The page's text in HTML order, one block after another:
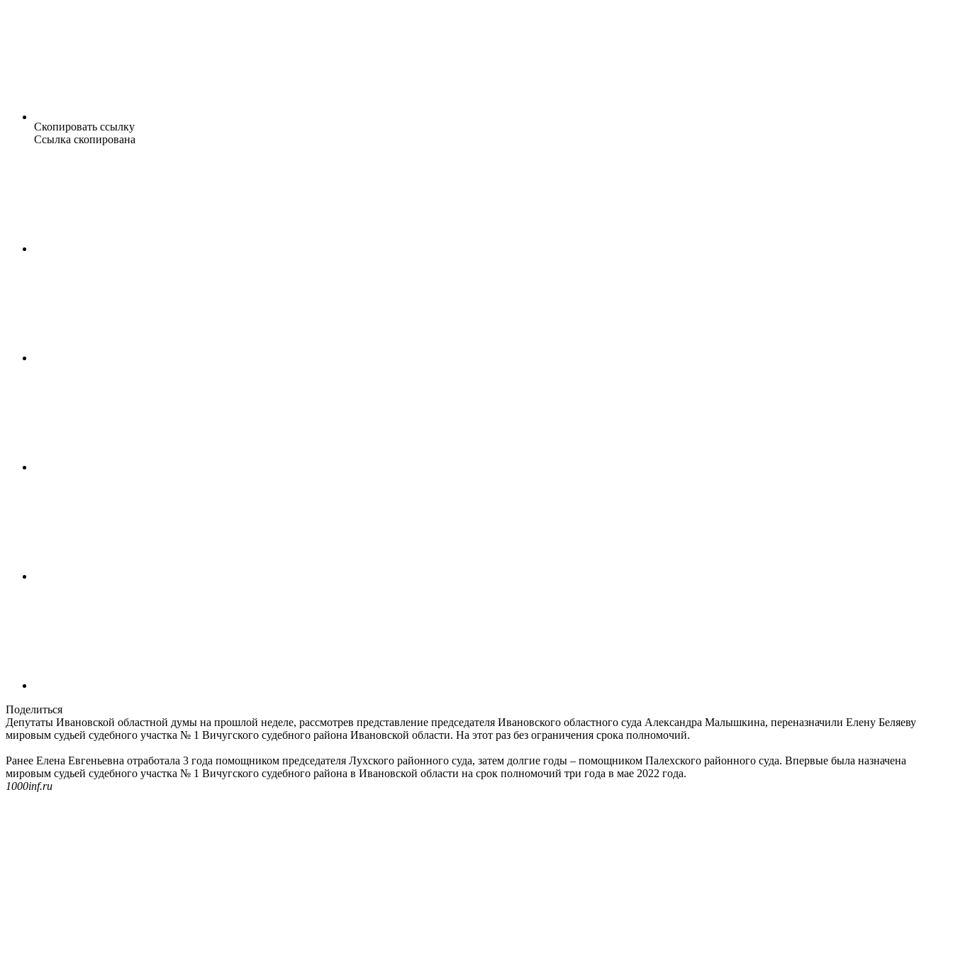
Скопировать ссылку
Ссылка скопирована
Поделиться
Депутаты Ивановской областной думы на прошлой неделе, рассмотрев представление председателя Ивановского областного суда Александра Малышкина, переназначили Елену Беляеву
мировым судьей судебного участка № 1 Вичугского судебного района Ивановской области. На этот раз без ограничения срока полномочий.
Ранее Елена Евгеньевна отработала 3 года помощником председателя Лухского районного суда, затем долгие годы – помощником Палехского районного суда. Впервые была назначена
мировым судьей судебного участка № 1 Вичугского судебного района в Ивановской области на срок полномочий три года в мае 2022 года.
1000inf.ru